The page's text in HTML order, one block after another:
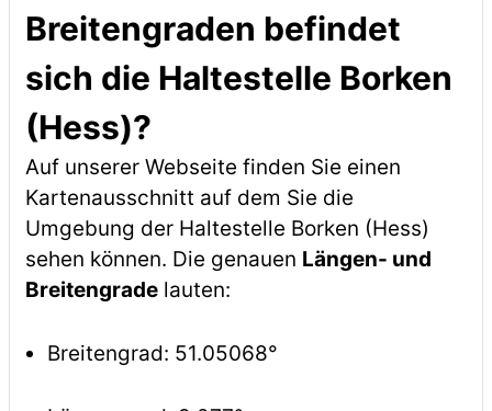
Breitengraden befindet
sich die Haltestelle Borken
(Hess)?
Auf unserer Webseite finden Sie einen
Kartenausschnitt auf dem Sie die
Umgebung der Haltestelle Borken (Hess)
sehen können. Die genauen Längen- und
Breitengradelauten:
Breitengrad: 51.05068°